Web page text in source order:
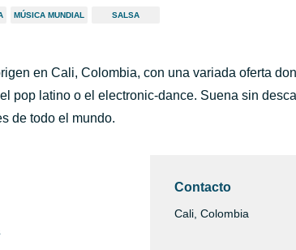
MÚSICA MUNDIAL SALSA
en Cali, Colombia, con una variada oferta
pop latino o el electronic-dance. Suena sin
de todo el mundo.
Contacto
Cali, Colombia